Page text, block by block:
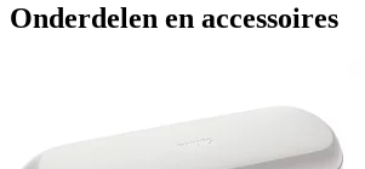
Onderdelen en accessoires